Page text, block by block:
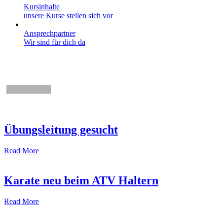
Kursinhalte
unsere Kurse stellen sich vor
Ansprechpartner
Wir sind für dich da
Übungsleitung gesucht
Read More
Karate neu beim ATV Haltern
Read More